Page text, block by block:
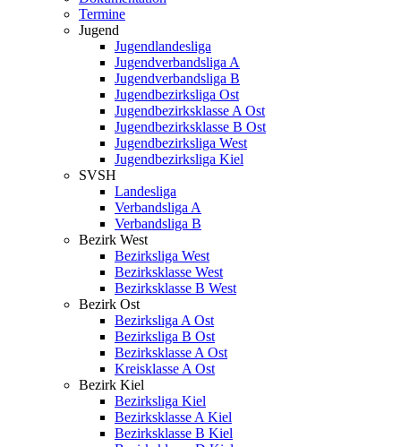
Termine
Jugend
Jugendlandesliga
Jugendverbandsliga A
Jugendverbandsliga B
Jugendbezirksliga Ost
Jugendbezirksklasse A Ost
Jugendbezirksklasse B Ost
Jugendbezirksliga West
Jugendbezirksliga Kiel
SVSH
Landesliga
Verbandsliga A
Verbandsliga B
Bezirk West
Bezirksliga West
Bezirksklasse West
Bezirksklasse B West
Bezirk Ost
Bezirksliga A Ost
Bezirksliga B Ost
Bezirksklasse A Ost
Kreisklasse A Ost
Bezirk Kiel
Bezirksliga Kiel
Bezirksklasse A Kiel
Bezirksklasse B Kiel